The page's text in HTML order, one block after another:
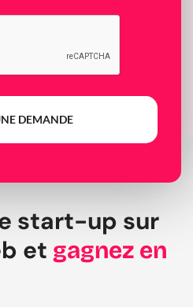
DEMANDE
start-up sur
et gagnez en